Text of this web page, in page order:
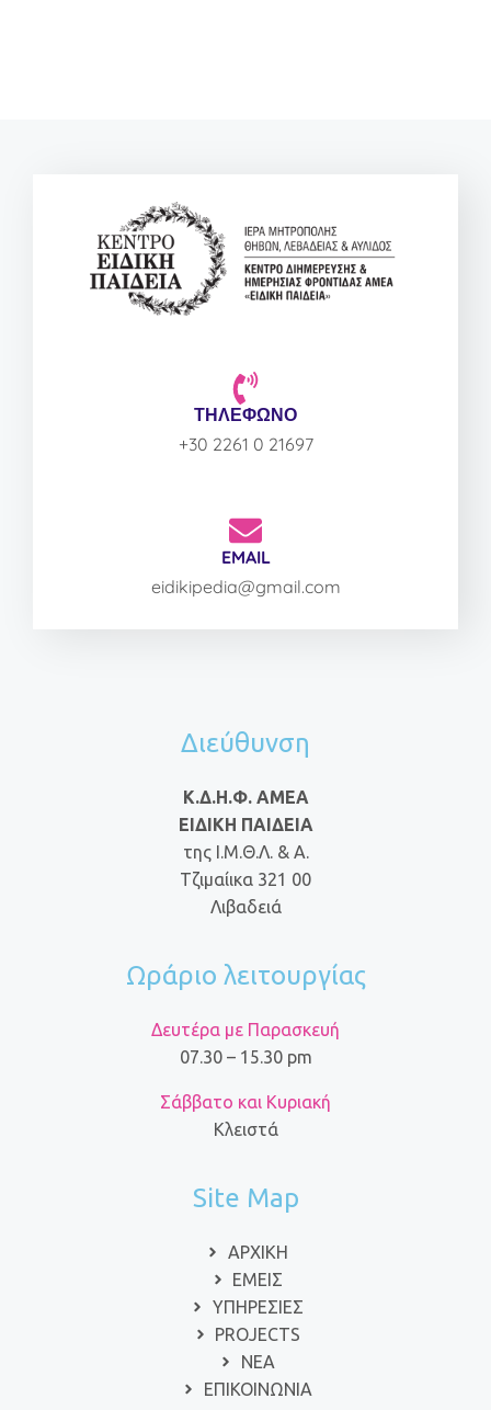
ΤΗΛΕΦΩΝΟ
+30 2261 0 21697
EMAIL
eidikipedia@gmail.com
Διεύθυνση
Κ.Δ.Η.Φ. ΑΜΕΑ
ΕΙΔΙΚΗ ΠΑΙΔΕΙΑ
της Ι.Μ.Θ.Λ. & Α.
Τζιμαίικα 321 00
Λιβαδειά
Ωράριο λειτουργίας
Δευτέρα με Παρασκευή
07.30 – 15.30 pm
Σάββατο και Κυριακή
Κλειστά
Site Map
ΑΡΧΙΚΗ
ΕΜΕΙΣ
ΥΠΗΡΕΣΙΕΣ
PROJECTS
ΝΕΑ
ΕΠΙΚΟΙΝΩΝΙΑ